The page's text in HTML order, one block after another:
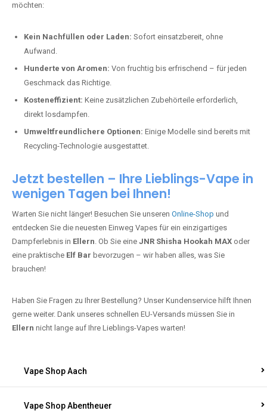
möchten:
Kein Nachfüllen oder Laden: Sofort einsatzbereit, ohne
Aufwand.
Hunderte von Aromen: Von fruchtig bis erfrischend – für jeden
Geschmack das Richtige.
Kosteneffizient: Keine zusätzlichen Zubehörteile erforderlich,
direkt losdampfen.
Umweltfreundlichere Optionen: Einige Modelle sind bereits mit
Recycling-Technologie ausgestattet.
Jetzt bestellen – Ihre Lieblings-Vape in
wenigen Tagen bei Ihnen!
Warten Sie nicht länger! Besuchen Sie unseren Online-Shop und
entdecken Sie die neuesten Einweg Vapes für ein einzigartiges
Dampferlebnis in Ellern. Ob Sie eine JNR Shisha Hookah MAX oder
eine praktische Elf Bar bevorzugen – wir haben alles, was Sie
brauchen!
Haben Sie Fragen zu Ihrer Bestellung? Unser Kundenservice hilft Ihnen
gerne weiter. Dank unseres schnellen EU-Versands müssen Sie in
Ellern nicht lange auf Ihre Lieblings-Vapes warten!
Vape Shop Aach
Vape Shop Abentheuer